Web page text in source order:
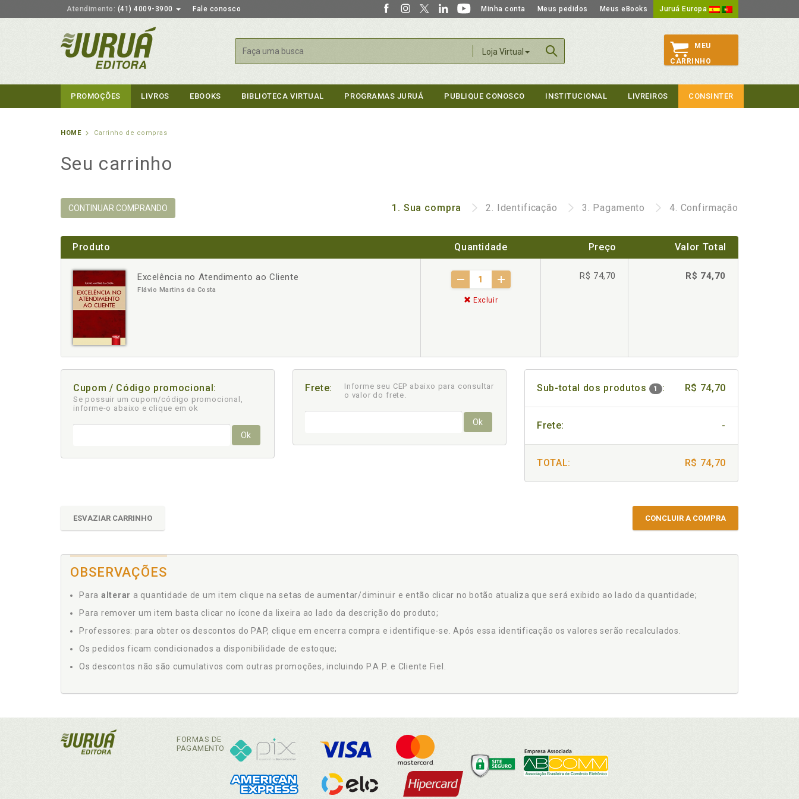
Atendimento: (41) 4009-3900 Fale conosco Minha conta Meus pedidos Meus eBooks Juruá Europa
Loja Virtual
Buscar
MEU
CARRINHO
PROMOÇÕES LIVROS EBOOKS BIBLIOTECA VIRTUAL PROGRAMAS JURUÁ PUBLIQUE CONOSCO INSTITUCIONAL LIVREIROS CONSINTER
HOME Carrinho de compras
Seu carrinho
CONTINUAR COMPRANDO 1. Sua compra 2. Identificação 3. Pagamento 4. Confirmação
Produto Quantidade Preço Valor Total
Excelência no Atendimento ao Cliente
Flávio Martins da Costa
- +
Excluir
R$ 74,70 R$ 74,70
Cupom / Código promocional:
Se possuir um cupom/código promocional,
informe-o abaixo e clique em ok
Ok
Frete:
Informe seu CEP abaixo para consultar
o valor do frete.
Ok
Sub-total dos produtos 1 : R$ 74,70
Frete: -
TOTAL: R$ 74,70
ESVAZIAR CARRINHO CONCLUIR A COMPRA
OBSERVAÇÕES
Para alterar a quantidade de um item clique na setas de aumentar/diminuir e então clicar no botão atualiza que será exibido ao lado da quantidade;
Para remover um item basta clicar no ícone da lixeira ao lado da descrição do produto;
Professores: para obter os descontos do PAP, clique em encerra compra e identifique-se. Após essa identificação os valores serão recalculados.
Os pedidos ficam condicionados a disponibilidade de estoque;
Os descontos não são cumulativos com outras promoções, incluindo P.A.P. e Cliente Fiel.
FORMAS DE
PAGAMENTO